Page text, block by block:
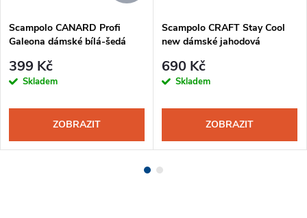
Scampolo CANARD Profi
Galeona dámské bílá-šedá
399 Kč
Skladem
ZOBRAZIT
Scampolo CRAFT Stay Cool
new dámské jahodová
690 Kč
Skladem
ZOBRAZIT